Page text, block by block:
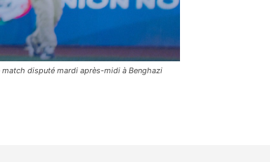
disputé mardi après-midi à Benghazi